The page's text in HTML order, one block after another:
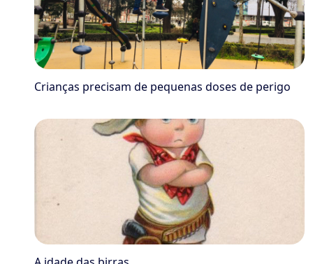
Crianças precisam de pequenas doses de perigo